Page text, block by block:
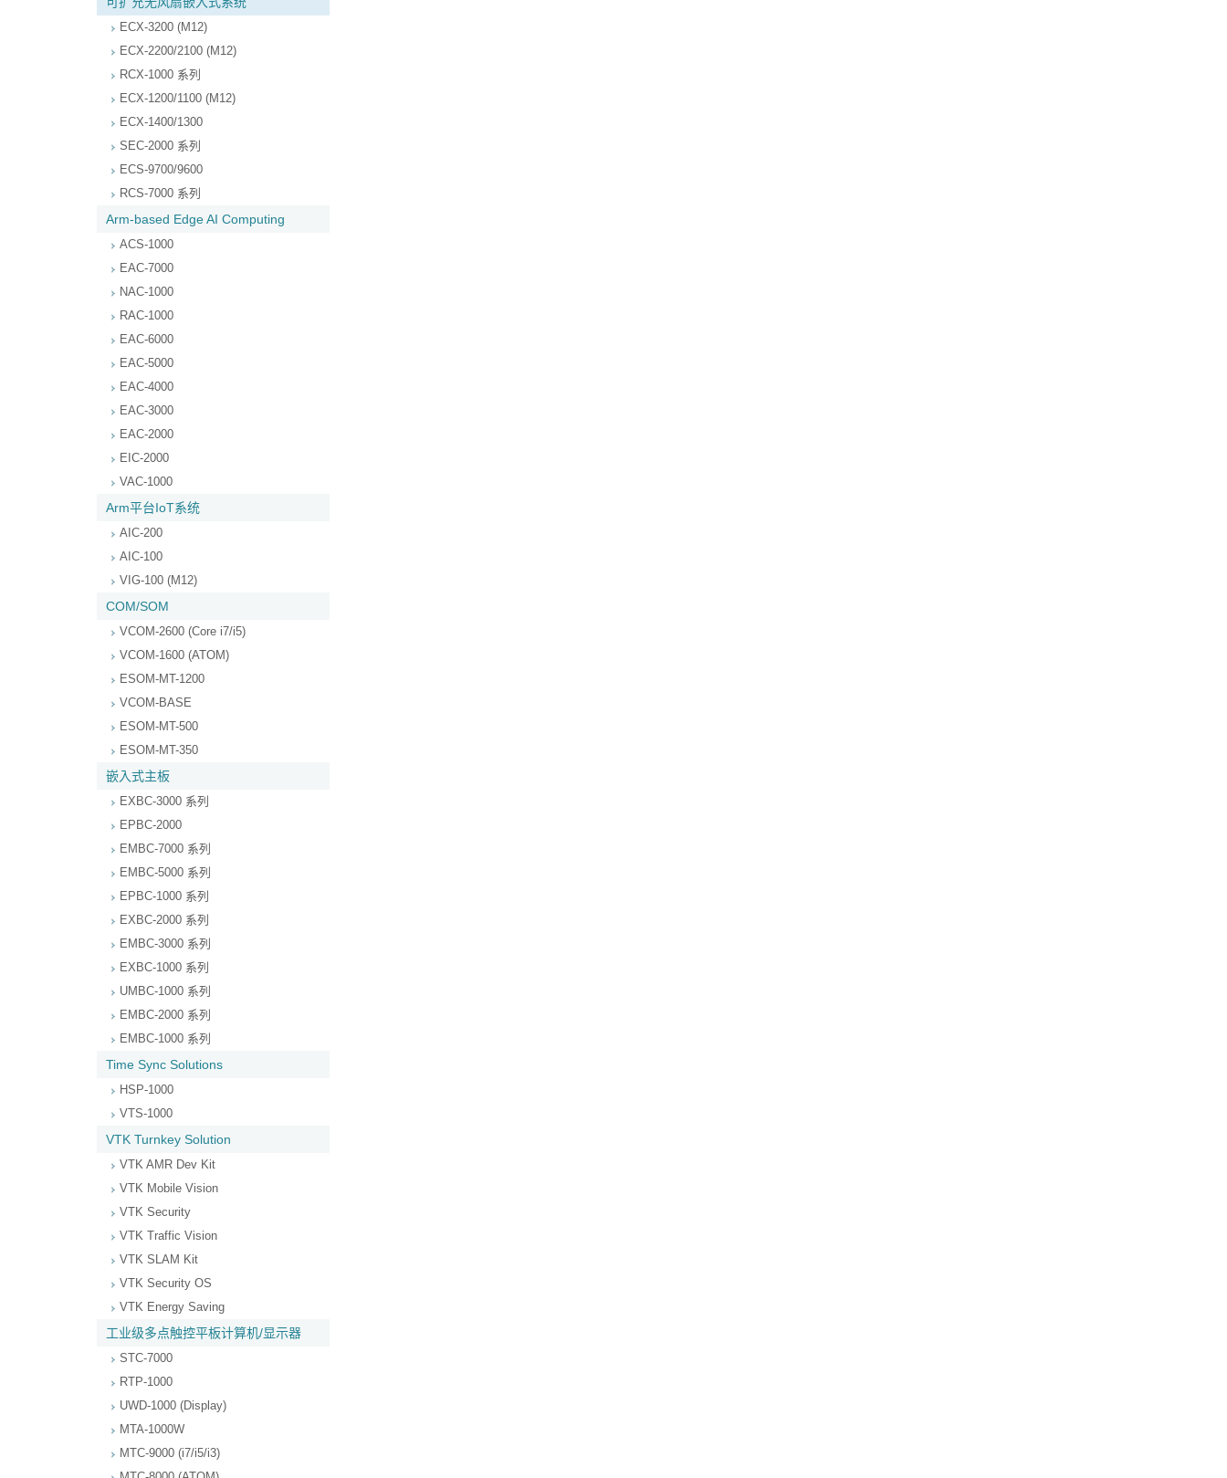
ECX-3200 (M12)
ECX-2200/2100 (M12)
RCX-1000 系列
ECX-1200/1100 (M12)
ECX-1400/1300
SEC-2000 系列
ECS-9700/9600
RCS-7000 系列
Arm-based Edge AI Computing
ACS-1000
EAC-7000
NAC-1000
RAC-1000
EAC-6000
EAC-5000
EAC-4000
EAC-3000
EAC-2000
EIC-2000
VAC-1000
Arm平台IoT系统
AIC-200
AIC-100
VIG-100 (M12)
COM/SOM
VCOM-2600 (Core i7/i5)
VCOM-1600 (ATOM)
ESOM-MT-1200
VCOM-BASE
ESOM-MT-500
ESOM-MT-350
嵌入式主板
EXBC-3000 系列
EPBC-2000
EMBC-7000 系列
EMBC-5000 系列
EPBC-1000 系列
EXBC-2000 系列
EMBC-3000 系列
EXBC-1000 系列
UMBC-1000 系列
EMBC-2000 系列
EMBC-1000 系列
Time Sync Solutions
HSP-1000
VTS-1000
VTK Turnkey Solution
VTK AMR Dev Kit
VTK Mobile Vision
VTK Security
VTK Traffic Vision
VTK SLAM Kit
VTK Security OS
VTK Energy Saving
工业级多点触控平板计算机/显示器
STC-7000
RTP-1000
UWD-1000 (Display)
MTA-1000W
MTC-9000 (i7/i5/i3)